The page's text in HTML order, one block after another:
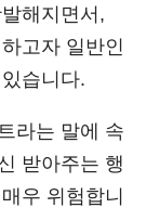
해지면서,
고자 일반인
습니다.
라는 말에 속
받아주는 행
우 위험합니